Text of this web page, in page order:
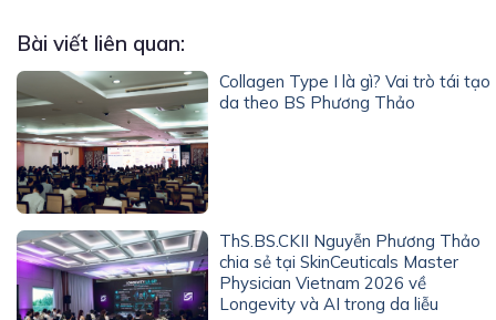
Bài viết liên quan:
Collagen Type I là gì? Vai trò tái tạo
da theo BS Phương Thảo
ThS.BS.CKII Nguyễn Phương Thảo
chia sẻ tại SkinCeuticals Master
Physician Vietnam 2026 về
Longevity và AI trong da liễu